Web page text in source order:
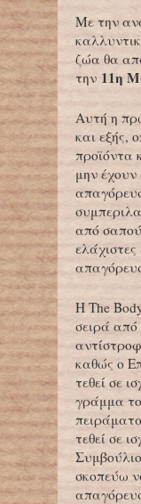
Mε την
ζώα θα
την 11η
Αυτή η
και εξής,
προϊόντα
μην
από
Η The
σειρά από
καθώς ο
τεθεί σε
γράμμα
τεθεί σε
σκοπεύω